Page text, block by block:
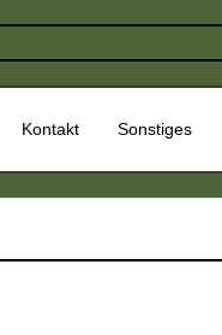
Kontakt Sonstiges